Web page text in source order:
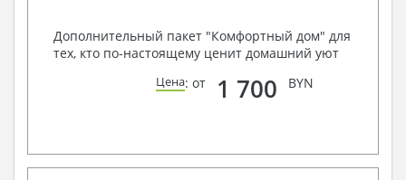
Дополнительный пакет "Комфортный дом" для
тех, кто по-настоящему ценит домашний уют
Цена: от 1 700 BYN